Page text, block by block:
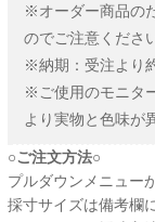
※オーダー商品の
のでご注意くださ
※納期：受注より
※ご使用のモニタ
より実物と色味が
○ご注文方法○
プルダウンメニュー
採寸サイズは備考欄